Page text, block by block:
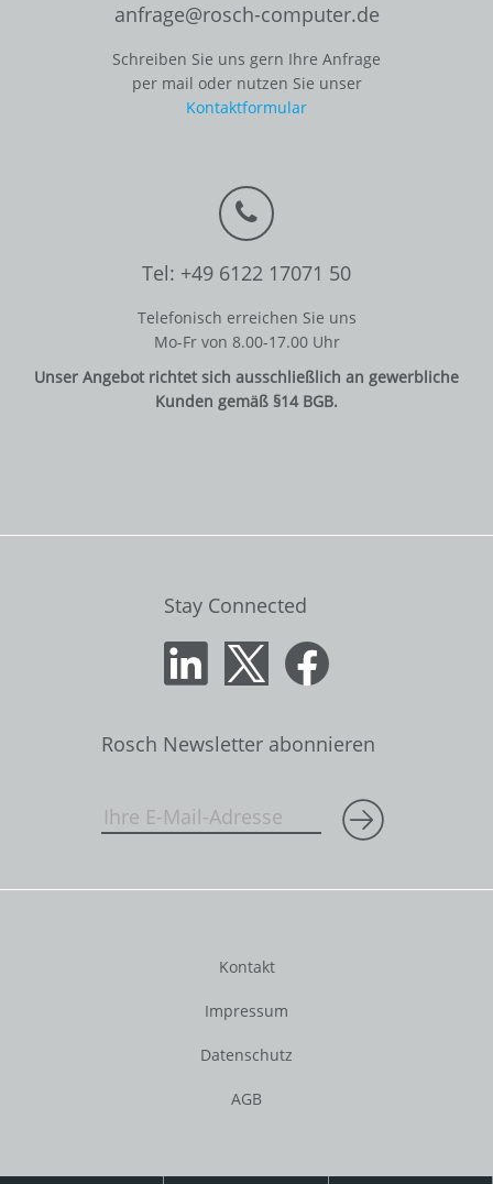
anfrage@rosch-computer.de
Schreiben Sie uns gern Ihre Anfrage
per mail oder nutzen Sie unser
Kontaktformular
Tel: +49 6122 17071 50
Telefonisch erreichen Sie uns
Mo-Fr von 8.00-17.00 Uhr
Unser Angebot richtet sich ausschließlich an gewerbliche
Kunden gemäß §14 BGB.
Stay Connected
Rosch Newsletter abonnieren
Kontakt
Impressum
Datenschutz
AGB